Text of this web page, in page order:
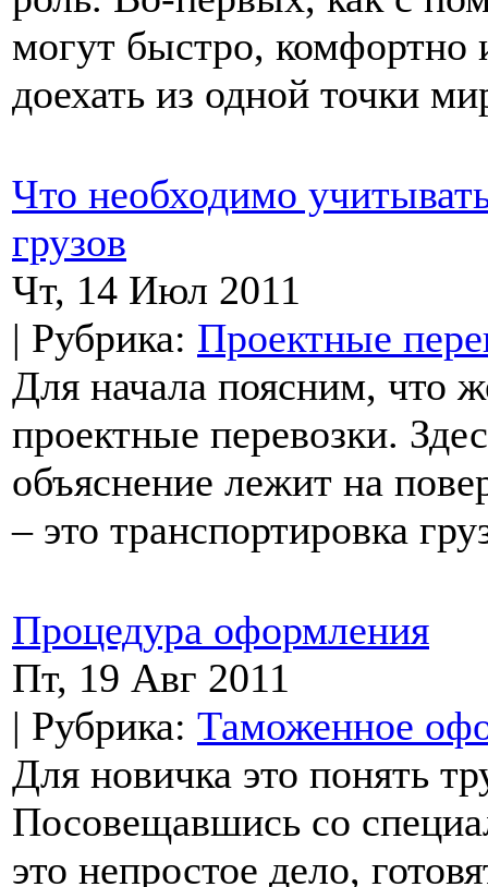
могут быстро, комфортно
доехать из одной точки
Что необходимо
грузов
Чт, 14 Июл 2011
| Рубрика: Проектные
Для начала поясним, что
проектные перевозки.
объяснение лежит на
– это транспортировка
Процедура оформления
Пт, 19 Авг 2011
| Рубрика: Таможенное
Для новичка это понять
Посовещавшись со
это непростое дело,